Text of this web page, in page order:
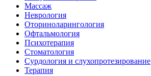
Массаж
Неврология
Оториноларингология
Офтальмология
Психотерапия
Стоматология
Сурдология и слухопротезирование
Терапия